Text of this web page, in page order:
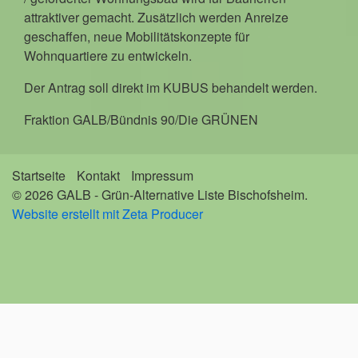
attraktiver gemacht. Zusätzlich werden Anreize
geschaffen, neue Mobilitätskonzepte für
Wohnquartiere zu entwickeln.
Der Antrag soll direkt im KUBUS behandelt werden.
Fraktion GALB/Bündnis 90/Die GRÜNEN
Startseite Kontakt
Impressum
© 2026 GALB - Grün-Alternative Liste Bischofsheim.
Website erstellt mit Zeta Producer